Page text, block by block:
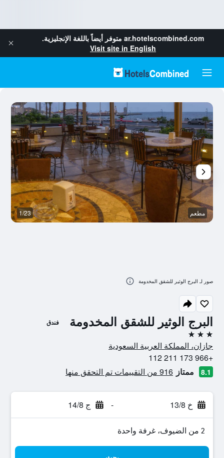
ar.hotelscombined.com متوفر أيضاً باللغة الإنجليزية.
Visit site in English
البرج الوثير للشقق المخدومة فندق
3 نجوم
جازان، المملكة العربية السعودية
+966 173 211 112
8.1 ممتاز 916 من التقييمات تم التحقق منها
خ 13/8 - ج 14/8
2 من الضيوف، غرفة واحدة
مطعم 1/23
صور لـ البرج الوثير للشقق المخدومة